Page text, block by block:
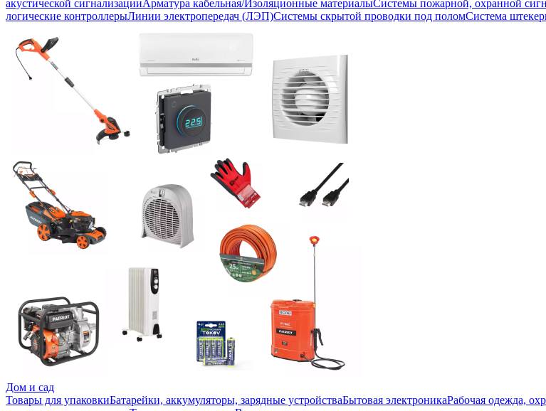
акустической сигнализацииАрматура кабельная/Изоляционные материалыСистемы пожарной, охранной
логические контроллерыЛинии электропередач (ЛЭП)Системы скрытой проводки под поломСистема
Дом и сад
Товары для упаковкиБатарейки, аккумуляторы, зарядные устройстваБытовая электроникаРабочая одежда,